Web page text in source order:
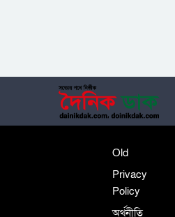
Old
Privacy
Policy
অর্থনীতি